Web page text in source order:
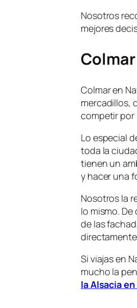
Nosotros
mejores
Colmar en
mercadillos,
competir por
Lo especial
toda la
tienen un
y hacer una
Nosotros la
lo mismo.
de las
Si viajas en
mucho la
la Alsacia